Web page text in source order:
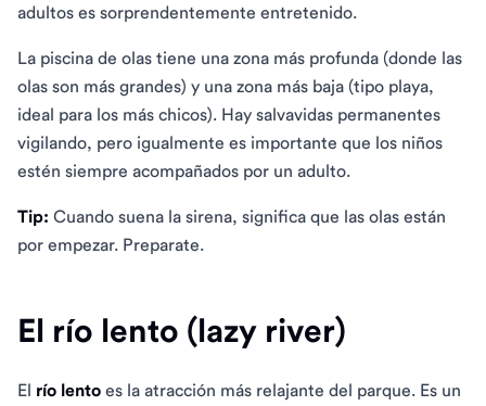
adultos es sorprendentemente entretenido.
La piscina de olas tiene una zona más profunda (donde las
olas son más grandes) y una zona más baja (tipo playa,
ideal para los más chicos). Hay salvavidas permanentes
vigilando, pero igualmente es importante que los niños
estén siempre acompañados por un adulto.
Tip: Cuando suena la sirena, significa que las olas están
por empezar. Preparate.
El río lento (lazy river)
El río lento es la atracción más relajante del parque. Es un